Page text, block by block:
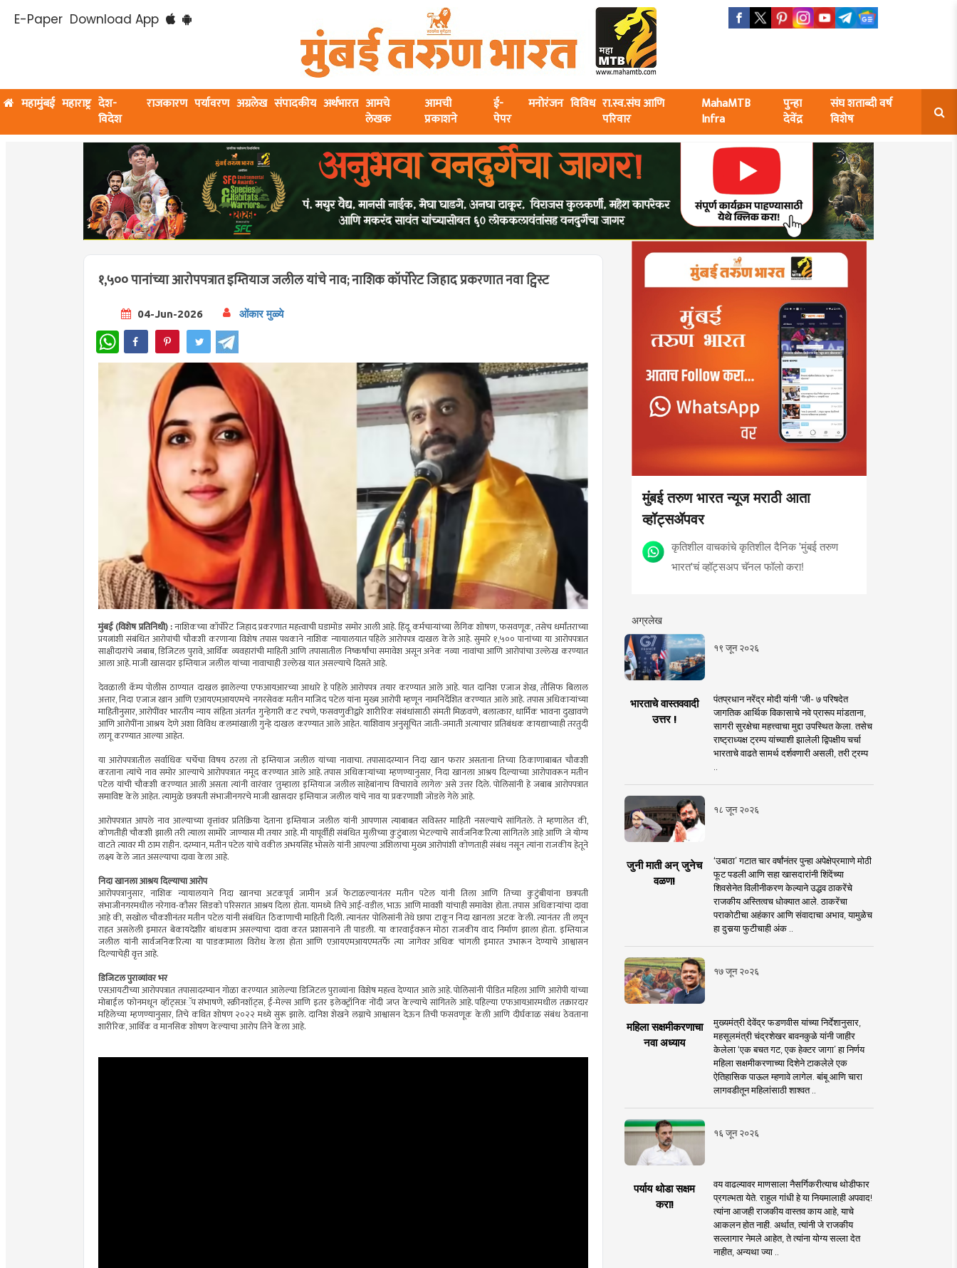
E-Paper Download App
महामुंबई महाराष्ट्र देश-
विदेश
राजकारण पर्यावरण अग्रलेख संपादकीय अर्थभारत आमचे
लेखक
आमची
प्रकाशने
ई-
पेपर
मनोरंजन विविध रा.स्व.संघ आणि
परिवार
MahaMTB
Infra
पुन्हा
देवेंद्र
संघ शताब्दी वर्ष
विशेष
१,५०० पानांच्या आरोपपत्रात इम्तियाज जलील यांचे नाव; नाशिक कॉर्पोरेट जिहाद प्रकरणात नवा ट्विस्ट
04-Jun-2026 ओंकार मुळ्ये
WhatsApp
मुंबई (विशेष प्रतिनिधी) :नाशिकच्या कॉर्पोरेट जिहाद प्रकरणात महत्त्वाची घडामोड समोर आली आहे. हिंदू कर्मचाऱ्यांच्या लैंगिक शोषण, फसवणूक, तसेच धर्मांतराच्या
प्रयत्नांशी संबंधित आरोपांची चौकशी करणाऱ्या विशेष तपास पथकाने नाशिक न्यायालयात पहिले आरोपपत्र दाखल केले आहे. सुमारे १,५०० पानांच्या या आरोपपत्रात
साक्षीदारांचे जबाब, डिजिटल पुरावे, आर्थिक व्यवहारांची माहिती आणि तपासातील निष्कर्षांचा समावेश असून अनेक नव्या नावांचा आणि आरोपांचा उल्लेख करण्यात
आला आहे. माजी खासदार इम्तियाज जलील यांच्या नावाचाही उल्लेख यात असल्याचे दिसते आहे.
देवळाली कॅम्प पोलीस ठाण्यात दाखल झालेल्या एफआयआरच्या आधारे हे पहिले आरोपपत्र तयार करण्यात आले आहे. यात दानिश एजाज शेख, तौसिफ बिलाल
अत्तार, निदा एजाज खान आणि एआयएमआयएमचे नगरसेवक मतीन माजिद पटेल यांना मुख्य आरोपी म्हणून नामनिर्देशित करण्यात आले आहे. तपास अधिकाऱ्यांच्या
माहितीनुसार, आरोपींवर भारतीय न्याय संहिता अंतर्गत गुन्हेगारी कट रचणे, फसवणुकीद्वारे शारीरिक संबंधांसाठी संमती मिळवणे, बलात्कार, धार्मिक भावना दुखावणे
आणि आरोपींना आश्रय देणे अशा विविध कलमांखाली गुन्हे दाखल करण्यात आले आहेत. याशिवाय अनुसूचित जाती-जमाती अत्याचार प्रतिबंधक कायद्याच्याही तरतुदी
लागू करण्यात आल्या आहेत.
या आरोपपत्रातील सर्वाधिक चर्चेचा विषय ठरला तो इम्तियाज जलील यांच्या नावाचा. तपासादरम्यान निदा खान फरार असताना तिच्या ठिकाणाबाबत चौकशी
करताना त्यांचे नाव समोर आल्याचे आरोपपत्रात नमूद करण्यात आले आहे. तपास अधिकाऱ्यांच्या म्हणण्यानुसार, निदा खानला आश्रय दिल्याच्या आरोपावरून मतीन
पटेल यांची चौकशी करण्यात आली असता त्यांनी वारंवार 'तुम्हाला इम्तियाज जलील साहेबांनाच विचारावे लागेल' असे उत्तर दिले. पोलिसांनी हे जबाब आरोपपत्रात
समाविष्ट केले आहेत. त्यामुळे छत्रपती संभाजीनगरचे माजी खासदार इम्तियाज जलील यांचे नाव या प्रकरणाशी जोडले गेले आहे.
आरोपपत्रात आपले नाव आल्याच्या वृत्तांवर प्रतिक्रिया देताना इम्तियाज जलील यांनी आपणास त्याबाबत सविस्तर माहिती नसल्याचे सांगितले. ते म्हणालेत की,
कोणतीही चौकशी झाली तरी त्याला सामोरे जाण्यास मी तयार आहे. मी यापूर्वीही संबंधित मुलीच्या कुटुंबाला भेटल्याचे सार्वजनिकरित्या सांगितले आहे आणि जे योग्य
वाटते त्यावर मी ठाम राहीन. दरम्यान, मतीन पटेल यांचे वकील अभयसिंह भोसले यांनी आपल्या अशिलाचा मुख्य आरोपांशी कोणताही संबंध नसून त्यांना राजकीय हेतूने
लक्ष्य केले जात असल्याचा दावा केला आहे.
निदा खानला आश्रय दिल्याचा आरोप
आरोपपत्रानुसार, नाशिक न्यायालयाने निदा खानचा अटकपूर्व जामीन अर्ज फेटाळल्यानंतर मतीन पटेल यांनी तिला आणि तिच्या कुटुंबीयांना छत्रपती
संभाजीनगरमधील नरेगाव-कौसर सिडको परिसरात आश्रय दिला होता. यामध्ये तिचे आई-वडील, भाऊ आणि मावशी यांचाही समावेश होता. तपास अधिकाऱ्यांचा दावा
आहे की, सखोल चौकशीनंतर मतीन पटेल यांनी संबंधित ठिकाणाची माहिती दिली. त्यानंतर पोलिसांनी तेथे छापा टाकून निदा खानला अटक केली. त्यानंतर ती लपून
राहत असलेली इमारत बेकायदेशीर बांधकाम असल्याचा दावा करत प्रशासनाने ती पाडली. या कारवाईवरून मोठा राजकीय वाद निर्माण झाला होता. इम्तियाज
जलील यांनी सार्वजनिकरित्या या पाडकामाला विरोध केला होता आणि एआयएमआयएमतर्फे त्या जागेवर अधिक चांगली इमारत उभारून देण्याचे आश्वासन
दिल्याचेही वृत्त आहे.
डिजिटल पुराव्यांवर भर
एसआयटीच्या आरोपपत्रात तपासादरम्यान गोळा करण्यात आलेल्या डिजिटल पुराव्यांना विशेष महत्त्व देण्यात आले आहे. पोलिसांनी पीडित महिला आणि आरोपी यांच्या
मोबाईल फोनमधून व्हॉट्सअॅप संभाषणे, स्क्रीनशॉट्स, ई-मेल्स आणि इतर इलेक्ट्रॉनिक नोंदी जप्त केल्याचे सांगितले आहे. पहिल्या एफआयआरमधील तक्रारदार
महिलेच्या म्हणण्यानुसार, तिचे कथित शोषण २०२२ मध्ये सुरू झाले. दानिश शेखने लग्नाचे आश्वासन देऊन तिची फसवणूक केली आणि दीर्घकाळ संबंध ठेवताना
शारीरिक, आर्थिक व मानसिक शोषण केल्याचा आरोप तिने केला आहे.
मुंबई तरुण भारत न्यूज मराठी आता
व्हॉट्सॲपवर
कृतिशील वाचकांचे कृतिशील दैनिक 'मुंबई तरुण
भारत'चं व्हॉट्सअप चॅनल फॉलो करा!
अग्रलेख
१९ जून २०२६
भारताचे वास्तववादी
उत्तर !
पंतप्रधान नरेंद्र मोदी यांनी 'जी- ७ परिषदेत
जागतिक आर्थिक विकासाचे नवे प्रारूप मांडताना,
सागरी सुरक्षेचा महत्त्वाचा मुद्दा उपस्थित केला. तसेच
राष्ट्राध्यक्ष ट्रम्प यांच्याशी झालेली द्विपक्षीय चर्चा
भारताचे वाढते सामर्थ दर्शवणारी असली, तरी ट्रम्प
१८ जून २०२६
जुनी माती अन् जुनेच
वळण!
‘उबाठा’ गटात चार वर्षांनंतर पुन्हा अपेक्षेप्रमााणे मोठी
फूट पडली आणि सहा खासदारांनी शिंदेंच्या
शिवसेनेत विलीनीकरण केल्याने उद्धव ठाकरेंचे
राजकीय अस्तित्वच धोक्यात आले. ठाकरेंचा
पराकोटीचा अहंकार आणि संवादाचा अभाव, यामुळेच
हा दुसर्‍या फुटीचाही अंक ..
१७ जून २०२६
महिला सक्षमीकरणाचा
नवा अध्याय
मुख्यमंत्री देवेंद्र फडणवीस यांच्या निर्देशानुसार,
महसूलमंत्री चंद्रशेखर बावनकुळे यांनी जाहीर
केलेला ‘एक बचत गट, एक हेक्टर जागा’ हा निर्णय
महिला सक्षमीकरणाच्या दिशेने टाकलेले एक
ऐतिहासिक पाऊल म्हणावे लागेल. बांबू आणि चारा
लागवडीतून महिलांसाठी शाश्वत ..
१६ जून २०२६
पर्याय थोडा सक्षम
करा!
वय वाढल्यावर माणसाला नैसर्गिकरीत्याच थोडीफार
प्रगल्भता येते. राहुल गांधी हे या नियमालाही अपवाद!
त्यांना आजही राजकीय वास्तव काय आहे, याचे
आकलन होत नाही. अर्थात, त्यांनी जे राजकीय
सल्लागार नेमले आहेत, ते त्यांना योग्य सल्ला देत
नाहीत, अन्यथा ज्या ..